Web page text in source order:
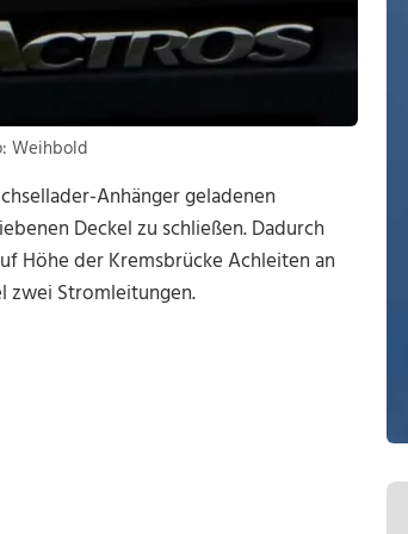
Weihbold
Anhänger geladenen
Deckel zu schließen. Dadurch
Höhe der Kremsbrücke Achleiten an
zwei Stromleitungen.